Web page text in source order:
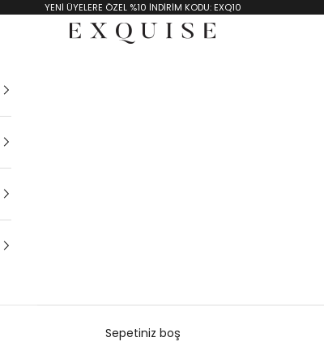
YENİ ÜYELERE ÖZEL %10 İNDİRİM KODU: EXQ10
Exquise TR
Sepetiniz boş